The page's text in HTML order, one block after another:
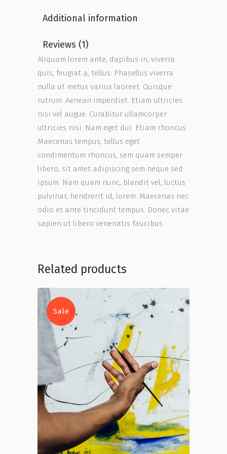
Additional information
Reviews (1)
Aliquam lorem ante, dapibus in, viverra
quis, feugiat a, tellus. Phasellus viverra
nulla ut metus varius laoreet. Quisque
rutrum. Aenean imperdiet. Etiam ultricies
nisi vel augue. Curabitur ullamcorper
ultricies nisi. Nam eget dui. Etiam rhoncus.
Maecenas tempus, tellus eget
condimentum rhoncus, sem quam semper
libero, sit amet adipiscing sem neque sed
ipsum. Nam quam nunc, blandit vel, luctus
pulvinar, hendrerit id, lorem. Maecenas nec
odio et ante tincidunt tempus. Donec vitae
sapien ut libero venenatis faucibus.
Related products
Sale
Add to cart